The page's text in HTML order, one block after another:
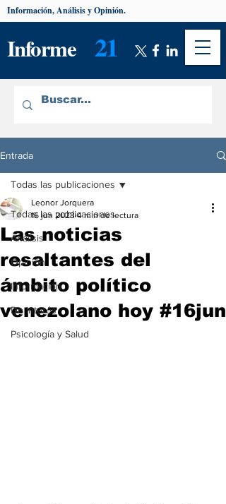
Informe 21
Información, Análisis y Opinión.
Entrada
Todas las publicaciones
Análisis
Opinión
Información
De interés
Psicología y Salud
Todas las publicaciones
Las noticias
resaltantes del
ámbito político
venezolano hoy #16jun
Leonor Jorquera
16 jun 2023 4 min de lectura